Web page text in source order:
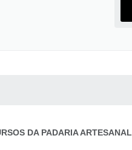
DA PADARIA ARTESANAL